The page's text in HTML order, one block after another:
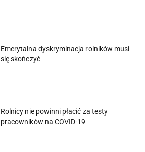
Emerytalna dyskryminacja rolników musi
się skończyć
Rolnicy nie powinni płacić za testy
pracowników na COVID-19